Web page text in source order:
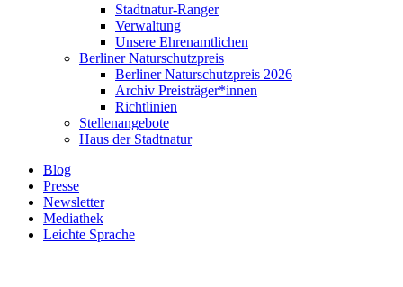
Stadtnatur-Ranger
Verwaltung
Unsere Ehrenamtlichen
Berliner Naturschutzpreis
Berliner Naturschutzpreis 2026
Archiv Preisträger*innen
Richtlinien
Stellenangebote
Haus der Stadtnatur
Blog
Presse
Newsletter
Mediathek
Leichte Sprache